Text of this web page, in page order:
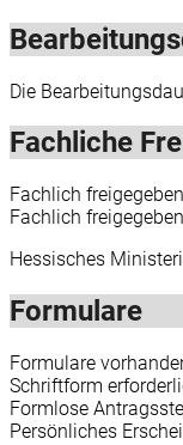
Die
Fachliche
Fachlich
Fachlich
Hessisches
Formulare
Formulare
Schriftform
Formlose
Persönliches